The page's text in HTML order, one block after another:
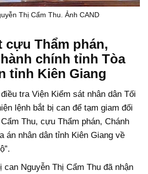
Thị Cẩm Thu. Ảnh CAND
cựu Thẩm phán,
chính tỉnh Tòa
tỉnh Kiên Giang
tra Viện Kiểm sát nhân dân Tối
lệnh bắt bị can để tạm giam đối
Thu, cựu Thẩm phán, Chánh
án nhân dân tỉnh Kiên Giang về
can Nguyễn Thị Cẩm Thu đã nhận